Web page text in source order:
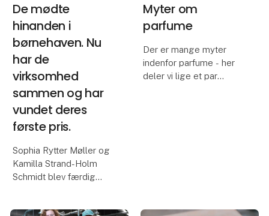
De mødte
hinanden i
børnehaven. Nu
har de
virksomhed
sammen og har
vundet deres
første pris.
Sophia Rytter Møller og
Kamilla Strand-Holm
Schmidt blev færdig
Myter om
parfume
Der er mange myter
indenfor parfume - her
deler vi lige et par